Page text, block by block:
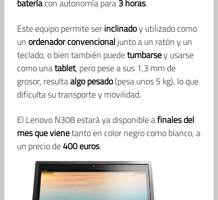
bateríacon autonomía para3 horas.
Este equipo permite serinclinadoy utilizado como
un ordenador convencionaljunto a un ratón y un
teclado, o bien también puedetumbarsey usarse
como unatablet, pero pese a sus 1,3 mm de
grosor, resultaalgo pesado(pesa unos 5 kg), lo que
dificulta su transporte y movilidad.
El Lenovo N308 estará ya disponible afinales del
mes que vienetanto en color negro como blanco, a
un precio de400 euros.